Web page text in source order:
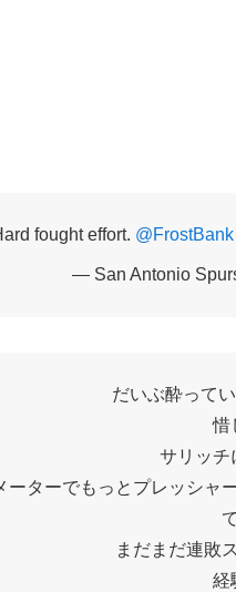
fought effort. @FrostBank|
— San Antonio
だいぶ酔って
惜
サリッチ
ーターでもっとプレッシャ
まだまだ連敗
経